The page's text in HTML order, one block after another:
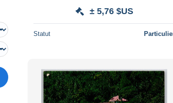
± 5,76 $US
Statut